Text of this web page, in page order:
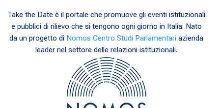
Take the Date è il portale che promuove gli eventi istituzionali
e pubblici di rilievo che si tengono ogni giorno in Italia. Nato
da un progetto di Nomos Centro Studi Parlamentari azienda
leader nel settore delle relazioni istituzionali.